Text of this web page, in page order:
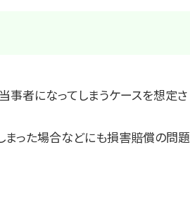
事者になってしまうケースを想定さ
まった場合などにも損害賠償の問題